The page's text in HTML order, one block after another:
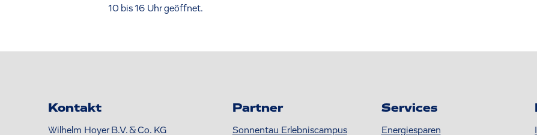
10 bis 16 Uhr geöffnet.
Kontakt
Wilhelm Hoyer B.V. & Co. KG
Partner
Sonnentau Erlebniscampus
Services
Energiesparen